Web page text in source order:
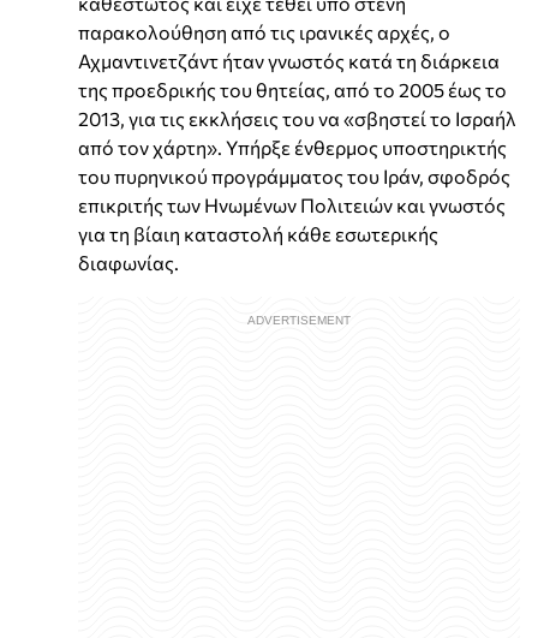
παρακολούθηση από τις ιρανικές αρχές, ο
Αχμαντινετζάντ ήταν γνωστός κατά τη διάρκεια
της προεδρικής του θητείας, από το 2005 έως το
2013, για τις εκκλήσεις του να «σβηστεί το Ισραήλ
από τον χάρτη». Υπήρξε ένθερμος υποστηρικτής
του πυρηνικού προγράμματος του Ιράν, σφοδρός
επικριτής των Ηνωμένων Πολιτειών και γνωστός
για τη βίαιη καταστολή κάθε εσωτερικής
διαφωνίας.